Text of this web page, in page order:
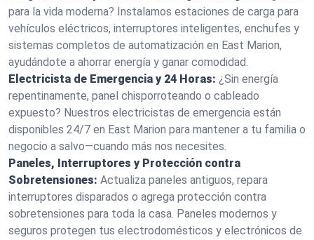
para la vida moderna? Instalamos estaciones de carga para
vehículos eléctricos, interruptores inteligentes, enchufes y
sistemas completos de automatización en East Marion,
ayudándote a ahorrar energía y ganar comodidad.
Electricista de Emergencia y 24 Horas: ¿Sin energía
repentinamente, panel chisporroteando o cableado
expuesto? Nuestros electricistas de emergencia están
disponibles 24/7 en East Marion para mantener a tu familia o
negocio a salvo—cuando más nos necesites.
Paneles, Interruptores y Protección contra
Sobretensiones: Actualiza paneles antiguos, repara
interruptores disparados o agrega protección contra
sobretensiones para toda la casa. Paneles modernos y
seguros protegen tus electrodomésticos y electrónicos de